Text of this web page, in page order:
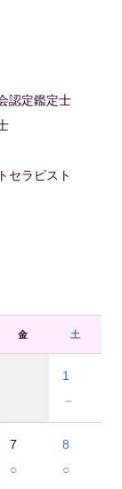
認定鑑定士
セラピスト
金 土
1
－
7
○
8
○